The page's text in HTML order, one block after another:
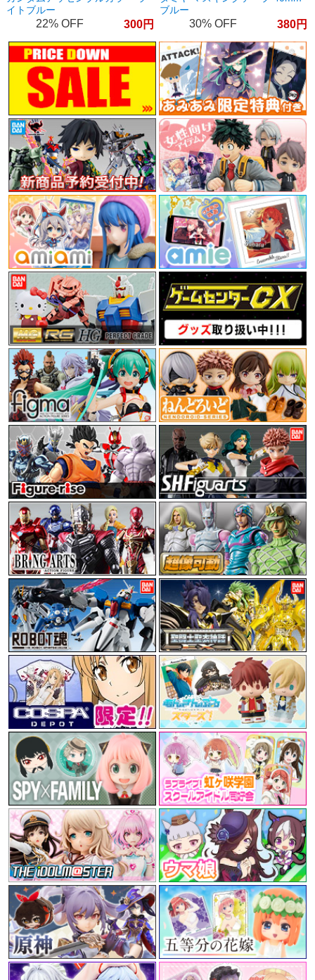
イトブルー
22% 300
ブルー
30% 380